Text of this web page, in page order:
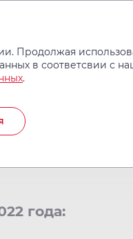
мае
центре "НовоМед"
года:
Продолжая
в соответсвии с
.